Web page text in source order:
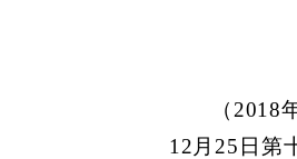
（
12月25日第